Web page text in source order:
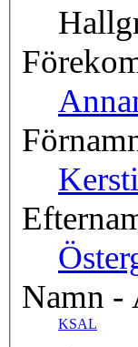
Namn -
KSAL